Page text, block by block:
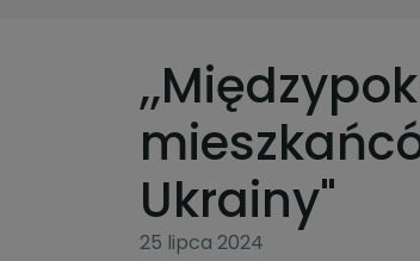
Ukrainy"
25 lipca 2024